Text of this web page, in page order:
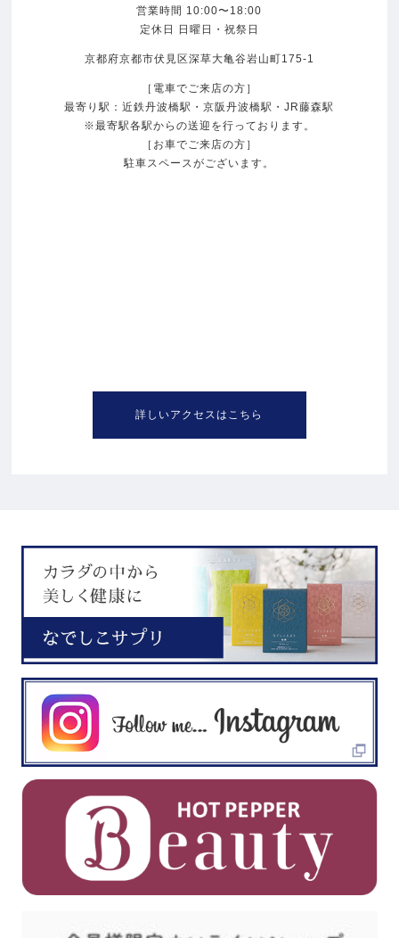
営業時間 10:00〜18:00
定休日 日曜日・祝祭日
京都府京都市伏見区深草大亀谷岩山町175-1
［電車でご来店の方］
最寄り駅：近鉄丹波橋駅・京阪丹波橋駅・JR藤森駅
※最寄駅各駅からの送迎を行っております。
［お車でご来店の方］
駐車スペースがございます。
詳しいアクセスはこちら